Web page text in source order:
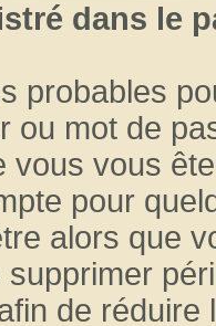
dans le
probables
ou mot de
vous vous
pour
alors que
de